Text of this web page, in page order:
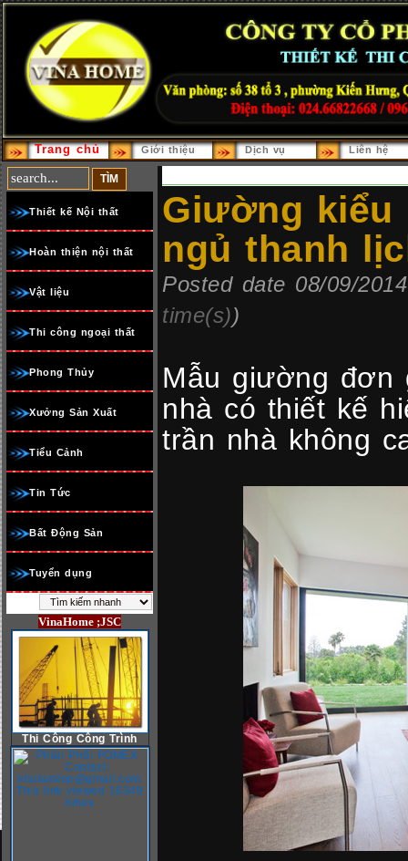
Trang chủ Giới thiệu Dịch vụ Liên hệ
Thiết kế Nội thất
Hoàn thiện nội thất
Vật liệu
Thi công ngoại thất
Phong Thủy
Xưởng Sản Xuất
Tiểu Cảnh
Tin Tức
Bất Động Sản
Tuyển dụng
VinaHome ;JSC
Thi Công Công Trình
Giường kiểu
ngủ thanh
Posted date 08/09/
time(s))
Mẫu giường đơn
nhà có thiết kế
trần nhà không